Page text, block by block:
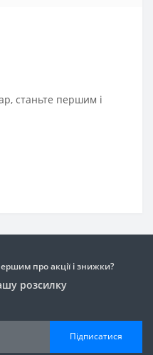
станьте першим і
про акції і знижки?
розсилку
Підписатися